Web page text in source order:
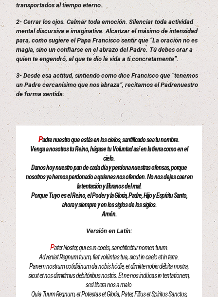
transportados al tiempo eterno.
2- Cerrar los ojos. Calmar toda emoción. Silenciar toda actividad
mental discursiva e imaginativa. Alcanzar el máximo de intensidad
para, como sugiere el Papa Francisco sentir que “La oración no es
magia, sino un confiarse en el abrazo del Padre. Tú debes orar a
quien te engendró, al que te dio la vida a ti concretamente”.
3- Desde esa actitud, sintiendo como dice Francisco que “tenemos
un Padre cercanísimo que nos abraza”, recitamos el Padrenuestro
de forma sentida:
Padre nuestro que estás en los cielos, santificado sea tu nombre.
Venga a nosotros tu Reino, hágase tu Voluntad así en la tierra como en el
cielo.
Danos hoy nuestro pan de cada día y perdona nuestras ofensas, porque
nosotros ya hemos perdonado a quienes nos ofenden. No nos dejes caer en
la tentación y líbranos del mal.
Porque Tuyo es el Reino, el Poder y la Gloria, Padre, Hijo y Espíritu Santo,
ahora y siempre y en los siglos de los siglos.
Amén.
Versión en Latín:
Pater Noster, qui es in coelis, sanctificétur nomen tuum.
Adveniat Regnum tuum, fiat volúntas tua, sicut in caelo et in terra.
Panem nostrum cotidiánum da nobis hódie, et dimitte nobis débita nostra,
sicut et nos dimitímus debitóribus nostris. Et ne nos indúcas in tentationem,
sed libera nos a malo.
Quia Tuum Regnum, et Potestas et Gloria, Pater, Filius et Spiritus Sanctus,